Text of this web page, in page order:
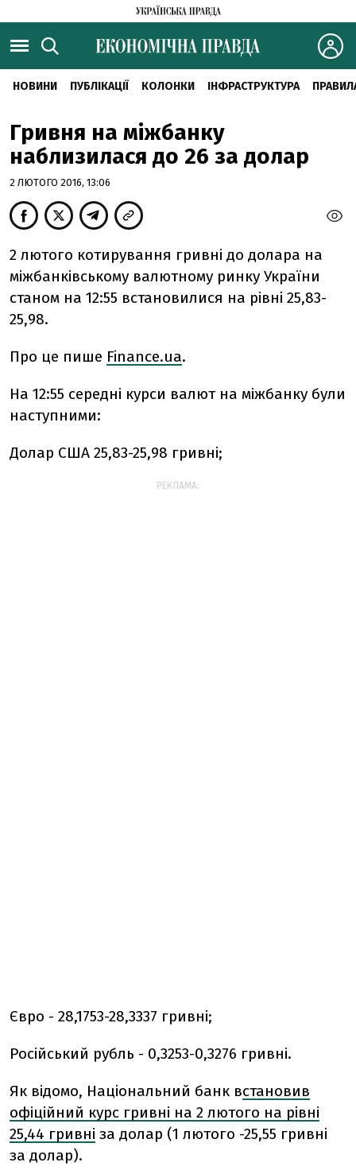
НОВИНИ ПУБЛІКАЦІЇ КОЛОНКИ ІНФРАСТРУКТУРА
Гривня на міжбанку
наблизилася до 26 за долар
2 ЛЮТОГО 2016, 13:06
2 лютого котирування гривні до долара на
міжбанківському валютному ринку України
станом на 12:55 встановилися на рівні 25,83-
25,98.
Про це пише Finanсe.ua.
На 12:55 середні курси валют на міжбанку були
наступними:
Долар США 25,83-25,98 гривні;
РЕКЛАМА:
Євро - 28,1753-28,3337 гривні;
Російський рубль - 0,3253-0,3276 гривні.
Як відомо, Національний банк встановив
офіційний курс гривні на 2 лютого на рівні
25,44 гривні за долар (1 лютого -25,55 гривні
за долар).